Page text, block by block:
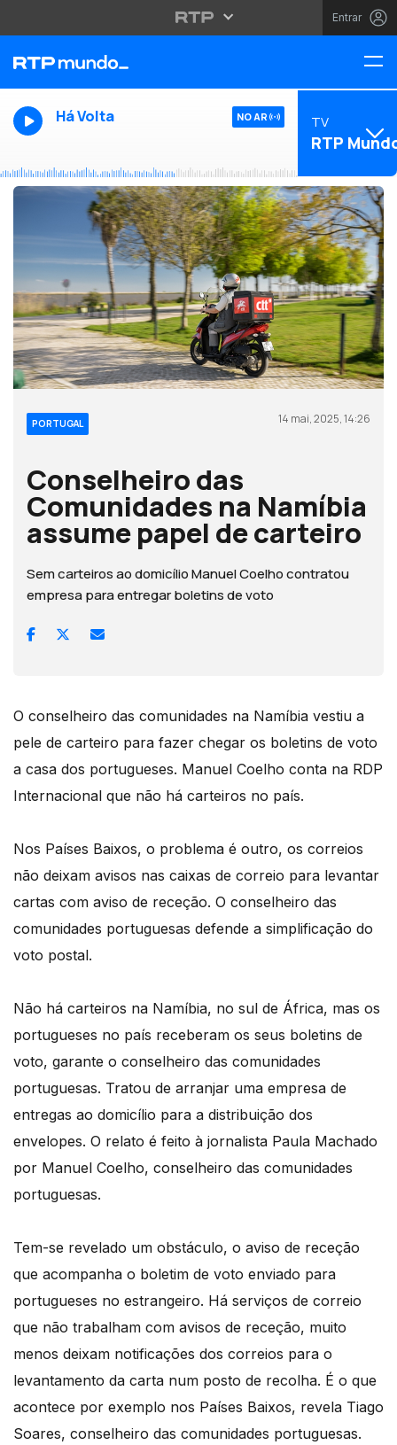
Entrar
Há Volta NO AR TV
RTP
PORTUGAL 14 mai, 2025, 14:26
Conselheiro das
Comunidades na Namíbia
assume papel de carteiro
Sem carteiros ao domicílio Manuel Coelho contratou
empresa para entregar boletins de voto
O conselheiro das comunidades na Namíbia vestiu a
pele de carteiro para fazer chegar os boletins de voto
a casa dos portugueses. Manuel Coelho conta na RDP
Internacional que não há carteiros no país.
Nos Países Baixos, o problema é outro, os correios
não deixam avisos nas caixas de correio para levantar
cartas com aviso de receção. O conselheiro das
comunidades portuguesas defende a simplificação do
voto postal.
Não há carteiros na Namíbia, no sul de África, mas os
portugueses no país receberam os seus boletins de
voto, garante o conselheiro das comunidades
portuguesas. Tratou de arranjar uma empresa de
entregas ao domicílio para a distribuição dos
envelopes. O relato é feito à jornalista Paula Machado
por Manuel Coelho, conselheiro das comunidades
portuguesas.
Tem-se revelado um obstáculo, o aviso de receção
que acompanha o boletim de voto enviado para
portugueses no estrangeiro. Há serviços de correio
que não trabalham com avisos de receção, muito
menos deixam notificações dos correios para o
levantamento da carta num posto de recolha. É o que
acontece por exemplo nos Países Baixos, revela Tiago
Soares, conselheiro das comunidades portuguesas.